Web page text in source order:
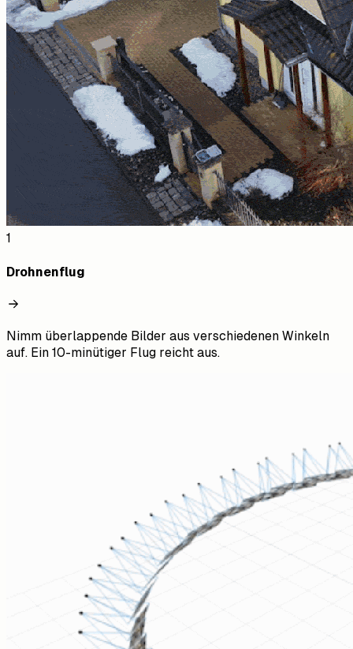
1
Drohnenflug
Nimm überlappende Bilder aus verschiedenen Winkeln
auf. Ein 10-minütiger Flug reicht aus.